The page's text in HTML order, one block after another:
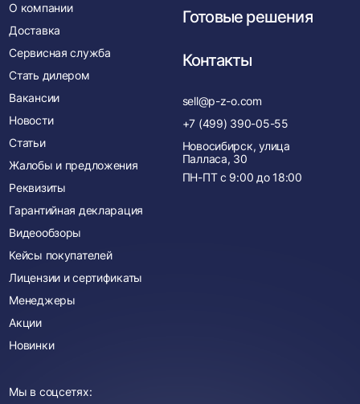
О компании
Доставка
Сервисная служба
Стать дилером
Вакансии
Новости
Статьи
Жалобы и предложения
Реквизиты
Гарантийная декларация
Видеообзоры
Кейсы покупателей
Лицензии и сертификаты
Менеджеры
Акции
Новинки
Готовые решения
Контакты
sell@p-z-o.com
+7 (499) 390-05-55
Новосибирск, улица
Палласа, 30
ПН-ПТ с 9:00 до 18:00
Мы в соцсетях: